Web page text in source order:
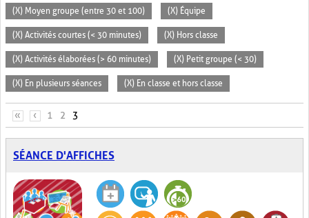
(X) Moyen groupe (entre 30 et 100) (X) Équipe
(X) Activités courtes (< 30 minutes) (X) Hors classe
(X) Activités élaborées (> 60 minutes) (X) Petit groupe (< 30)
(X) En plusieurs séances (X) En classe et hors classe
PAGES
« ‹ 1 2 3
SÉANCE D'AFFICHES